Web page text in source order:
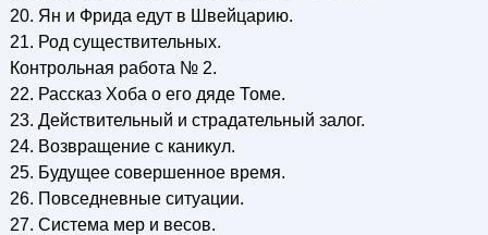
20. Ян и Фрида едут в Швейцарию.
21. Род существительных.
Контрольная работа № 2.
22. Рассказ Хоба о его дяде Томе.
23. Действительный и страдательный залог.
24. Возвращение с каникул.
25. Будущее совершенное время.
26. Повседневные ситуации.
27. Система мер и весов.